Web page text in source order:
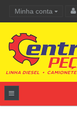
Minha conta